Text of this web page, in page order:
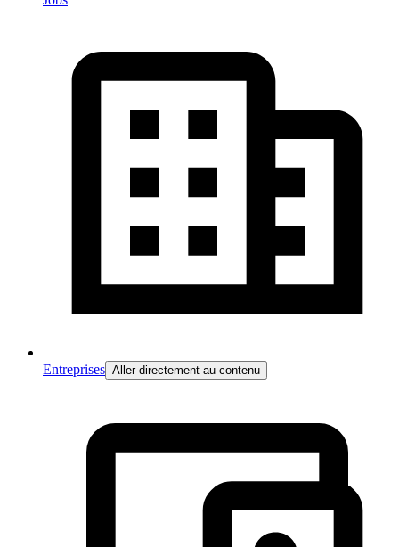
Entreprises Aller directement au contenu